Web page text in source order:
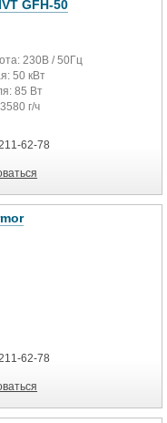
GFH-50
230В / 50Гц
50 кВт
85 Вт
г/ч
62-78
62-78